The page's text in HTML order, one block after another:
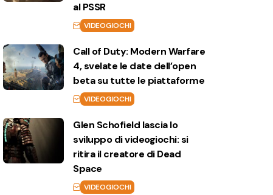
al PSSR
VIDEOGIOCHI
Call of Duty: Modern Warfare
4, svelate le date dell’open
beta su tutte le piattaforme
VIDEOGIOCHI
Glen Schofield lascia lo
sviluppo di videogiochi: si
ritira il creatore di Dead
Space
VIDEOGIOCHI